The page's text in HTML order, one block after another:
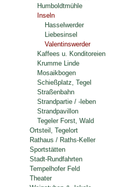
Humboldtmühle
Inseln
Hasselwerder
Liebesinsel
Valentinswerder
Kaffees u. Konditoreien
Krumme Linde
Mosaikbogen
Schießplatz, Tegel
Straßenbahn
Strandpartie / -leben
Strandpavillon
Tegeler Forst, Wald
Ortsteil, Tegelort
Rathaus / Raths-Keller
Sportstätten
Stadt-Rundfahrten
Tempelhofer Feld
Theater